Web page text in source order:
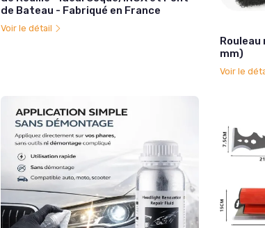
de Bateau - Fabriqué en France
Voir le détail
mm)
Voir le